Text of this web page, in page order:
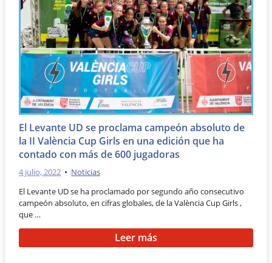
El Levante UD se proclama campeón absoluto de
la II València Cup Girls en una edición que ha
contado con más de 600 jugadoras
4 julio, 2022 • Noticias
El Levante UD se ha proclamado por segundo año consecutivo
campeón absoluto, en cifras globales, de la València Cup Girls ,
que …
Leer más